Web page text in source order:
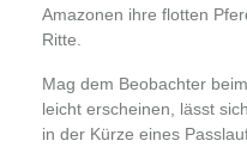
Amazonen ihre flotten
Ritte.
Mag dem Beobachter
leicht erscheinen, lässt
in der Kürze eines